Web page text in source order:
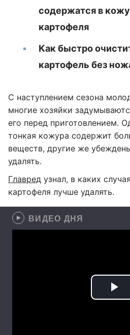
содержатся в
картофеля
Как быстро
картофель без
С наступлением сезона
многие хозяйки
его перед приготовлением.
тонкая кожура содержит
веществ, другие же
удалять.
Главред узнал, в каких
картофеля лучше удалять.
ВИДЕО ДНЯ